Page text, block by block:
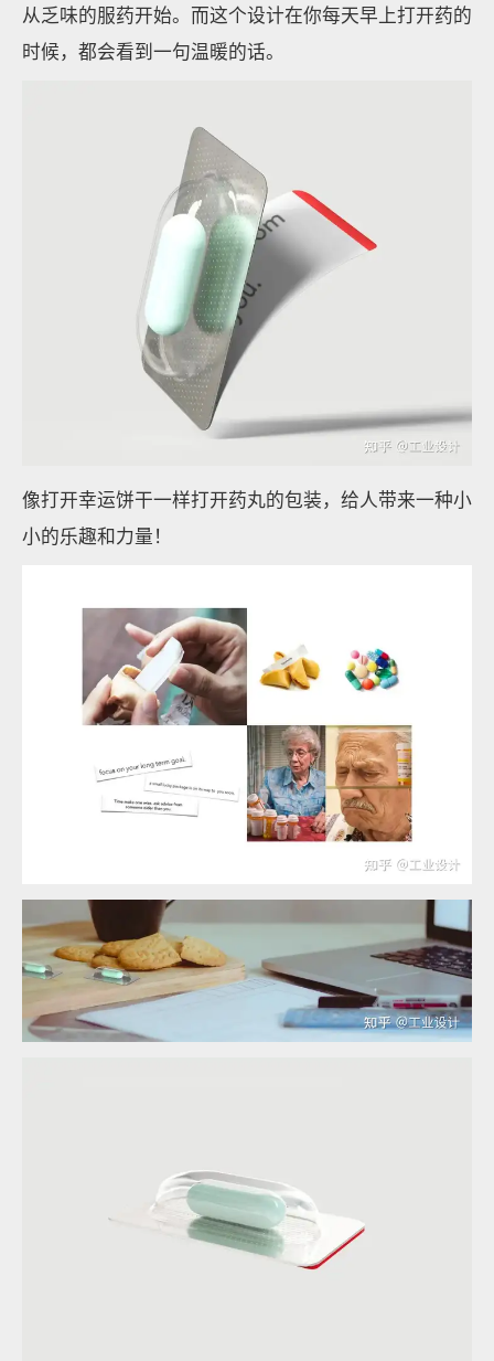
从乏味的服药开始。而这个设计在你每天早上打开药的
时候，都会看到一句温暖的话。
像打开幸运饼干一样打开药丸的包装，给人带来一种小
小的乐趣和力量！